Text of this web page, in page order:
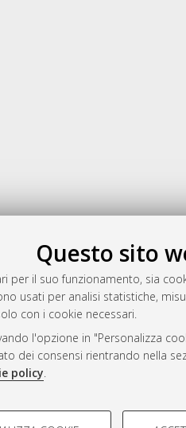
Questo sito
per il suo funzionamento, sia
usati per analisi statistiche,
con i cookie necessari.
l'opzione in "Personalizza
dei consensi rientrando nella
policy.
7946
implementato e gestito da
Cookie
sulla privacy
d’uso del sito